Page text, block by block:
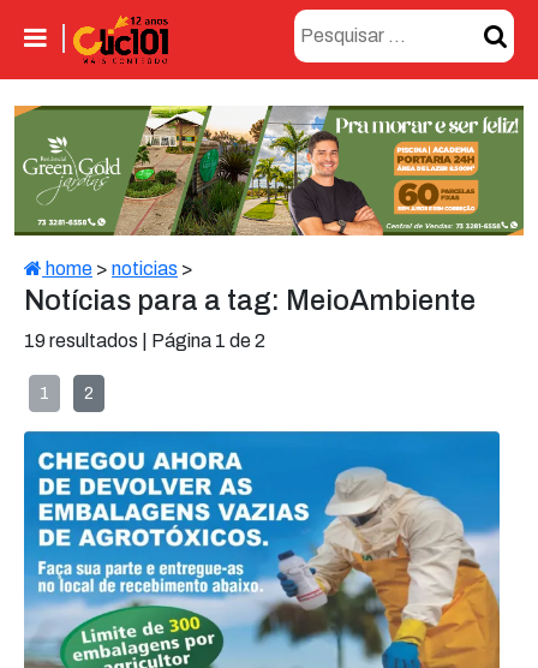
home > noticias >
Notícias para a tag: MeioAmbiente
19 resultados | Página 1 de 2
1 2